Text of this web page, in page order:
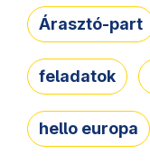
Árasztó-part
feladatok
hello europa